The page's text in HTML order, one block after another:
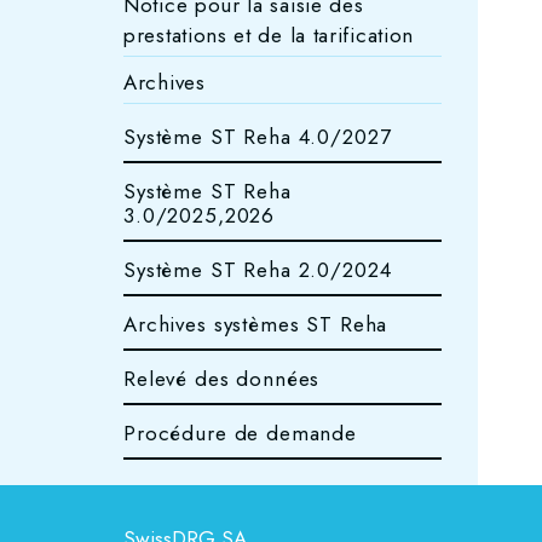
prestations et de la tarification
Archives
Système ST Reha 4.0/2027
Système ST Reha
3.0/2025,2026
Système ST Reha 2.0/2024
Archives systèmes ST Reha
Relevé des données
Procédure de demande